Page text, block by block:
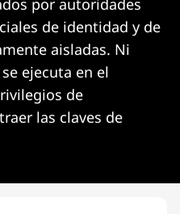
de identidad y de
aisladas. Ni
ejecuta en el
de
las claves de